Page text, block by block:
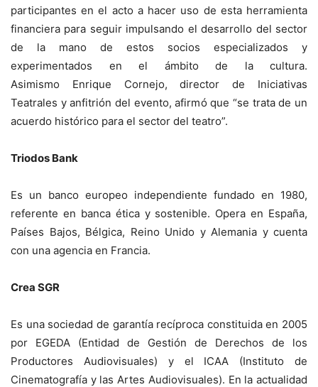
participantes en el acto a hacer uso de esta herramienta
financiera para seguir impulsando el desarrollo del sector
de la mano de estos socios especializados y
experimentados en el ámbito de la cultura.
Asimismo Enrique Cornejo, director de Iniciativas
Teatrales y anfitrión del evento, afirmó que “se trata de un
acuerdo histórico para el sector del teatro”.
Triodos Bank
Es un banco europeo independiente fundado en 1980,
referente en banca ética y sostenible. Opera en España,
Países Bajos, Bélgica, Reino Unido y Alemania y cuenta
con una agencia en Francia.
Crea SGR
Es una sociedad de garantía recíproca constituida en 2005
por EGEDA (Entidad de Gestión de Derechos de los
Productores Audiovisuales) y el ICAA (Instituto de
Cinematografía y las Artes Audiovisuales). En la actualidad